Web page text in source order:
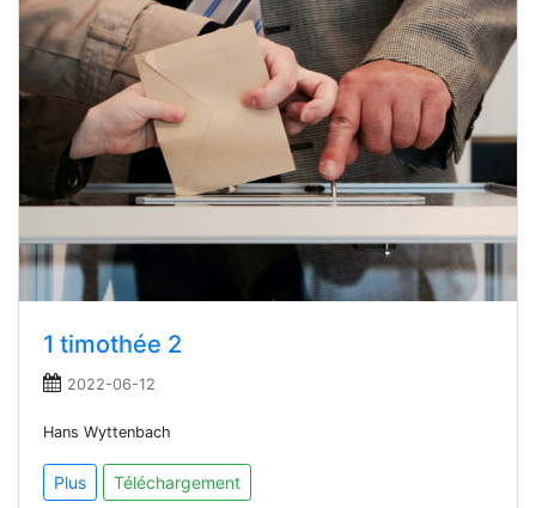
1 timothée 2
2022-06-12
Hans Wyttenbach
Plus Téléchargement